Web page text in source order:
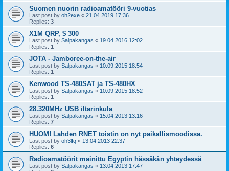
Suomen nuorin radioamatööri 9-vuotias
Last post by oh2exe « 21.04.2019 17:36
Replies: 3
X1M QRP, $ 300
Last post by Salpakangas « 19.04.2016 12:02
Replies: 1
JOTA - Jamboree-on-the-air
Last post by Salpakangas « 10.09.2015 18:54
Replies: 1
Kenwood TS-480SAT ja TS-480HX
Last post by Salpakangas « 10.09.2015 18:52
Replies: 1
28.320MHz USB iltarinkula
Last post by Salpakangas « 15.04.2013 13:16
Replies: 7
HUOM! Lahden RNET toistin on nyt paikallismoodissa.
Last post by oh3lfq « 13.04.2013 22:37
Replies: 6
Radioamatöörit mainittu Egyptin hässäkän yhteydessä
Last post by Salpakangas « 13.04.2013 17:47